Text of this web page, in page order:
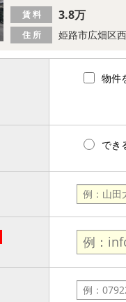
住 所 姫路市広畑区
賃 料 3.8万
物件
でき